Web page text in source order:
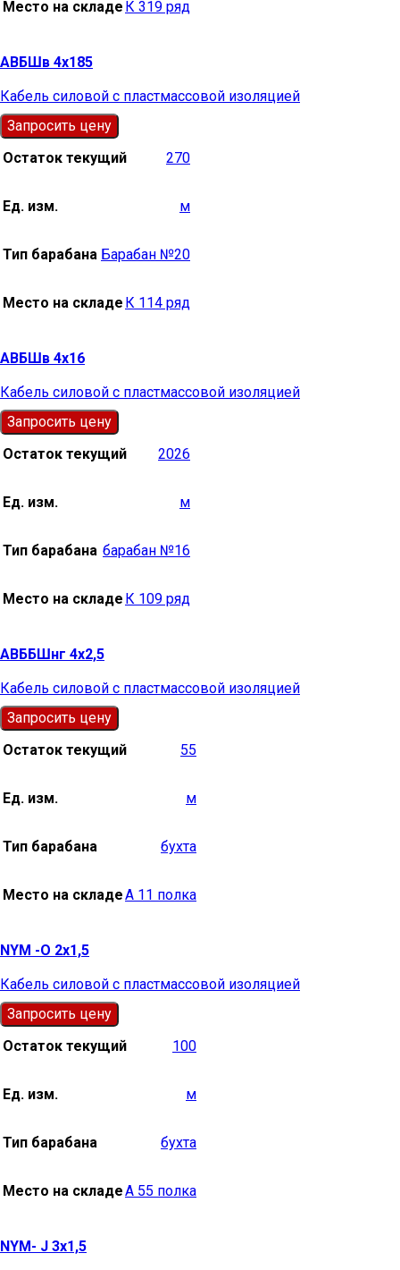
Место на складе К 319 ряд
АВБШв 4х185
Кабель силовой с пластмассовой изоляцией
Запросить цену
Остаток текущий
270
Ед. изм. м
Тип барабана Барабан №20
Место на складе К 114 ряд
АВБШв 4х16
Кабель силовой с пластмассовой изоляцией
Запросить цену
Остаток текущий
2026
Ед. изм. м
Тип барабана барабан №16
Место на складе К 109 ряд
АВББШнг 4х2,5
Кабель силовой с пластмассовой изоляцией
Запросить цену
Остаток текущий
55
Ед. изм. м
Тип барабана бухта
Место на складеА 11 полка
NYM -О 2х1,5
Кабель силовой с пластмассовой изоляцией
Запросить цену
Остаток текущий
100
Ед. изм. м
Тип барабана бухта
Место на складеА 55 полка
NYM- J 3х1,5